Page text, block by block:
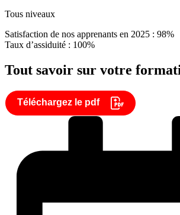
Tous niveaux
Satisfaction de nos apprenants en 2025 : 98%
Taux d’assiduité : 100%
Tout savoir sur votre
Téléchargez le pdf